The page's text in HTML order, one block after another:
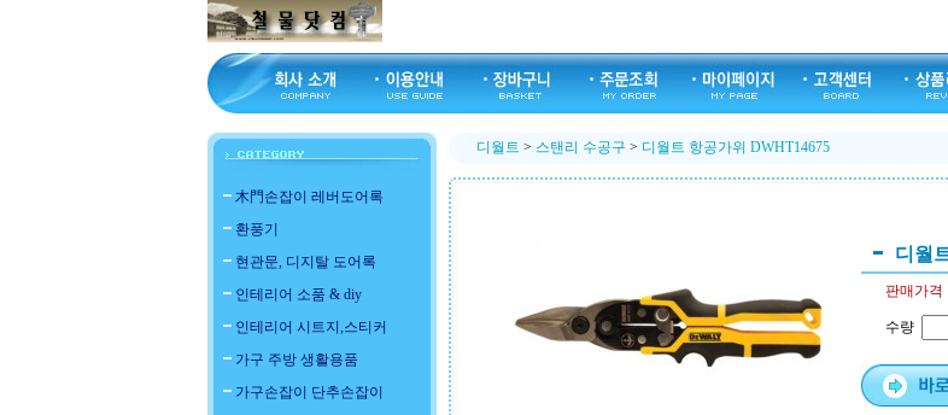
木門손잡이 레버도어록
환풍기
현관문, 디지탈 도어록
인테리어 소품 & diy
인테리어 시트지,스티커
가구 주방 생활용품
가구손잡이 단추손잡이
디월트 > 스탠리 수공구 > 디월트 항공가위 DWHT14675
디월
판매가격
수량